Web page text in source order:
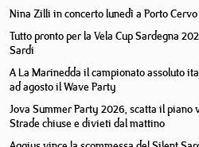
Nina Zilli in concerto lunedì a Porto Cervo
Tutto pronto per la Vela Cup Sardegna
Sardi
A La Marinedda il campionato assoluto
ad agosto il Wave Party
Jova Summer Party 2026, scatta il piano
Strade chiuse e divieti dal mattino